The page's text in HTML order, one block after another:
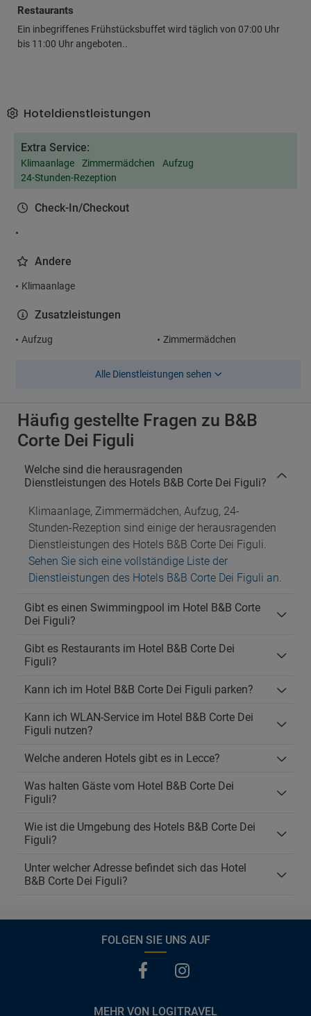
Restaurants
Ein inbegriffenes Frühstücksbuffet wird täglich von 07:00 Uhr
bis 11:00 Uhr angeboten..
Hoteldienstleistungen
Extra Service:
Klimaanlage Zimmermädchen
Aufzug
24-Stunden-Rezeption
Check-In/Checkout
Andere
Klimaanlage
Zusatzleistungen
Aufzug Zimmermädchen
Alle Dienstleistungen sehen
Häufig gestellte Fragen zu B&B
Corte Dei Figuli
Welche sind die herausragenden
Dienstleistungen des Hotels B&B Corte Dei Figuli?
Klimaanlage, Zimmermädchen, Aufzug, 24-
Stunden-Rezeption sind einige der herausragenden
Dienstleistungen des Hotels B&B Corte Dei Figuli.
Sehen Sie sich eine vollständige Liste der
Dienstleistungen des Hotels B&B Corte Dei Figuli an.
Gibt es einen Swimmingpool im Hotel B&B Corte
Dei Figuli?
Gibt es Restaurants im Hotel B&B Corte Dei
Figuli?
Kann ich im Hotel B&B Corte Dei Figuli parken?
Kann ich WLAN-Service im Hotel B&B Corte Dei
Figuli nutzen?
Welche anderen Hotels gibt es in Lecce?
Was halten Gäste vom Hotel B&B Corte Dei
Figuli?
Wie ist die Umgebung des Hotels B&B Corte Dei
Figuli?
Unter welcher Adresse befindet sich das Hotel
B&B Corte Dei Figuli?
FOLGEN SIE UNS AUF
MEHR VON LOGITRAVEL